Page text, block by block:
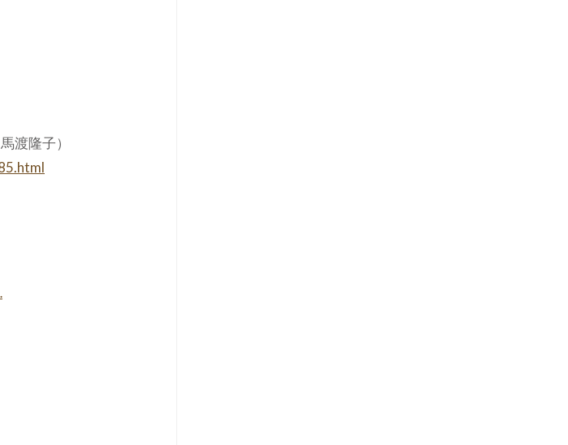
渡隆子）